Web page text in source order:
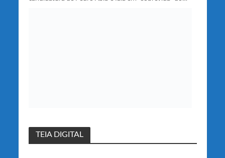
TEIA DIGITAL